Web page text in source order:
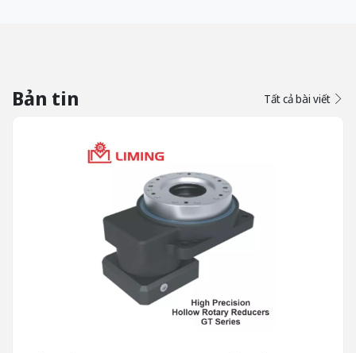
Bản tin Tất cả bài viết